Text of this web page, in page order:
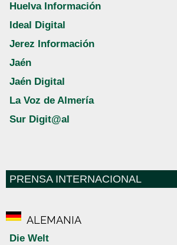
Huelva Información
Ideal Digital
Jerez Información
Jaén
Jaén Digital
La Voz de Almería
Sur Digit@al
PRENSA INTERNACIONAL
ALEMANIA
Die Welt